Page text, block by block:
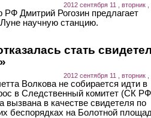
2012 сентября 11 , вторник ,
РФ Дмитрий Рогозин предлагает
научную станцию.
стать
2012 сентября 11 , вторник ,
Волкова не собирается идти в
в Следственный комитет (СК
вызвана в качестве свидетеля по
беспорядках на Болотной